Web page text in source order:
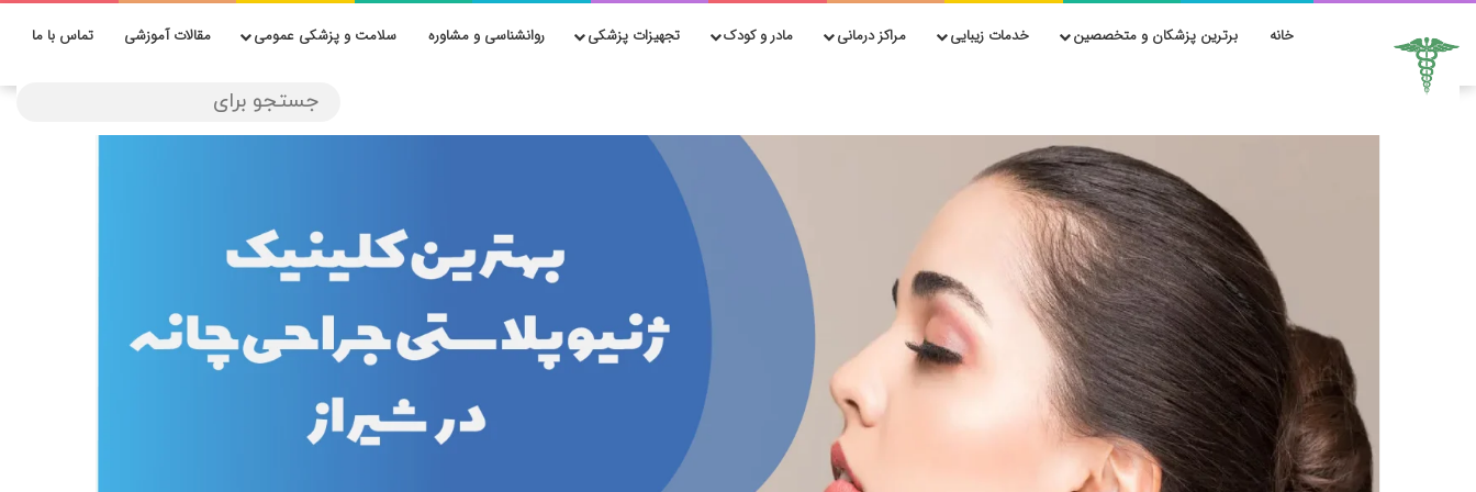
خانه برترین پزشکان و متخصصین خدمات زیبایی مراکز درمانی مادر و کودک تجهیزات پزشکی روانشناسی و مشاوره سلامت و پزشکی عمومی مقالات آموزشی تماس با ما